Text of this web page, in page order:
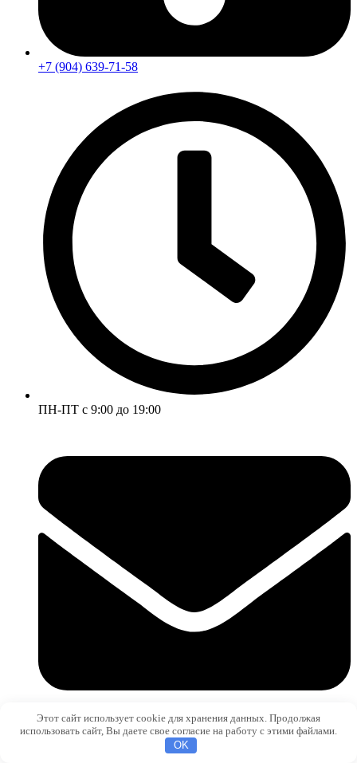
+7 (904) 639-71-58
ПН-ПТ с 9:00 до 19:00
sale@metizium.ru
Этот сайт использует cookie для хранения данных. Продолжая
использовать сайт, Вы даете свое согласие на работу с этими файлами.
OK